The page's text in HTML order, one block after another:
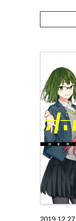
2019.12.27